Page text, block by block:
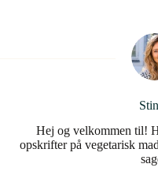
Hej og velkommen til!
opskrifter på vegetarisk